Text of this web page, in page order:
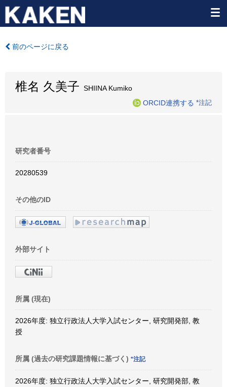
前のページに戻る
椎名 久美子 SHIINA Kumiko
ORCID連携する *注記
研究者番号
20280539
その他のID
外部サイト
所属 (現在)
2026年度: 独立行政法人大学入試センター, 研究開発部, 教
授
所属 (過去の研究課題情報に基づく) *注記
2026年度: 独立行政法人大学入試センター, 研究開発部, 教